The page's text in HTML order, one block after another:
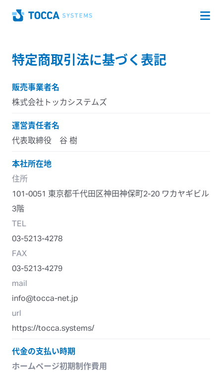
Home
特定商取引法に基づく表記
販売事業者名
株式会社トッカシステムズ
運営責任者名
代表取締役 谷 樹
本社所在地
住所
101-0051 東京都千代田区神田神保町2-20 ワカヤギビル
3階
TEL
03-5213-4278
FAX
03-5213-4279
mail
info@tocca-net.jp
url
https://tocca.systems/
代金の支払い時期
ホームページ初期制作費用